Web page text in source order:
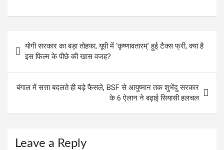
ce
b
o
o
k
at
A
p
p
e
gr
a
m
tt
er
er
es
t
ail ar
e
navigation
योगी सरकार का बड़ा तोहफा, यूपी में ‘कृष्णावतारम्’ हुई टैक्स फ्री, क्या है
इस फिल्म के पीछे की खास वजह?
बंगाल में सत्ता बदलते ही बड़े फैसले, BSF से आयुष्मान तक शुभेंदु सरकार
के 6 ऐलान ने बढ़ाई सियासी हलचल
Leave a Reply